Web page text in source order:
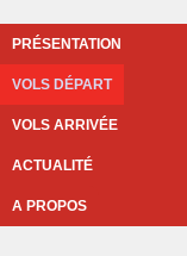
PRÉSENTATION
VOLS DÉPART
VOLS ARRIVÉE
ACTUALITÉ
A PROPOS